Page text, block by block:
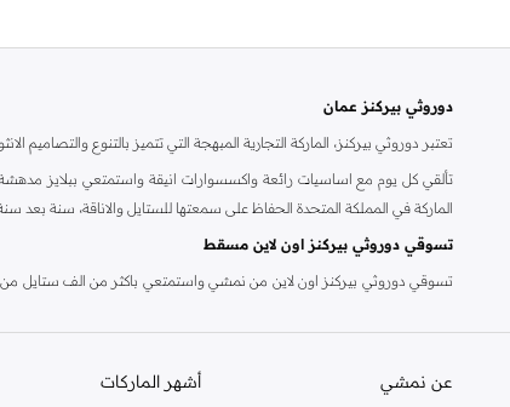
دوروثي بيركنز عمان
تعتبر دوروثي بيركنز، الماركة التجارية المبهجة التي تتميز بالتنوع
تألقي كل يوم مع اساسيات رائعة واكسسوارات انيقة واستمتعي ببلايز
الماركة في المملكة المتحدة الحفاظ على سمعتها للستايل والاناقة، سنة
تسوقي دوروثي بيركنز اون لاين مسقط
تسوقي دوروثي بيركنز اون لاين من نمشي واستمتعي باكثر من الف ستايل من
عن نمشي أشهر الماركات